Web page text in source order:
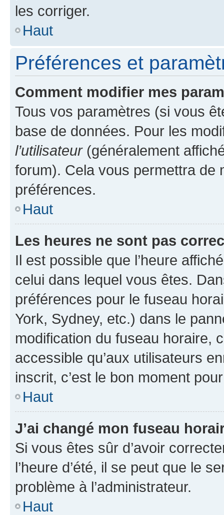
les corriger.
Haut
Préférences et
Comment modifier mes
Tous vos paramètres (si vous
base de données. Pour les
l’utilisateur(généralement
forum). Cela vous permettra de
préférences.
Haut
Les heures ne sont pas
Il est possible que l’heure
celui dans lequel vous êtes.
préférences pour le fuseau
York, Sydney, etc.) dans le
modification du fuseau horaire,
accessible qu’aux utilisateurs
inscrit, c’est le bon moment
Haut
J’ai changé mon fuseau
Si vous êtes sûr d’avoir
l’heure d’été, il se peut que le
problème à l’administrateur.
Haut